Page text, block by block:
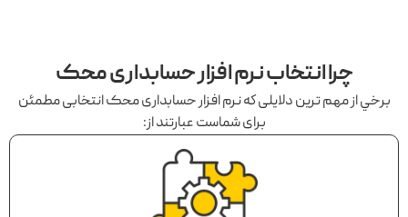
چرا انتخاب نرم افزار حسابداری محک
برخي از مهم ترين دلايلی كه نرم افزار حسابداری محک انتخابی مطمئن
برای شماست عبارتند از: